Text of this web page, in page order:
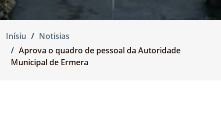
Inísiu
Notisias
Aprova o quadro de pessoal da Autoridade
Municipal de Ermera